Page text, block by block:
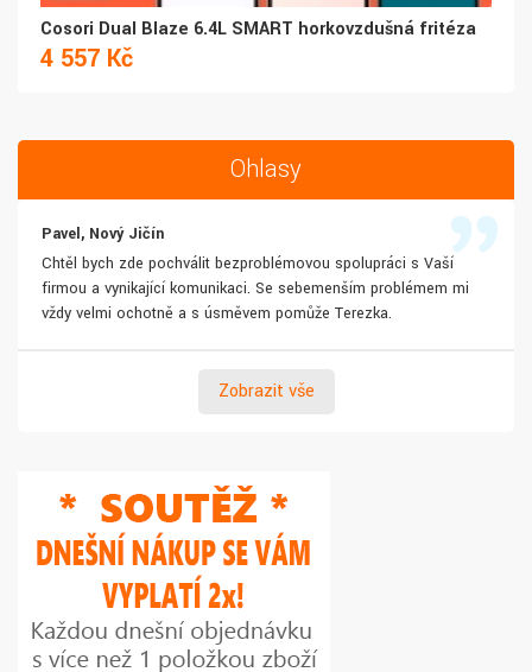
Cosori Dual Blaze 6.4L SMART horkovzdušná fritéza
4 557 Kč
Ohlasy
Pavel, Nový Jičín
Chtěl bych zde pochválit bezproblémovou spolupráci s Vaší
firmou a vynikající komunikaci. Se sebemenším problémem mi
vždy velmi ochotně a s úsměvem pomůže Terezka.
Zobrazit vše